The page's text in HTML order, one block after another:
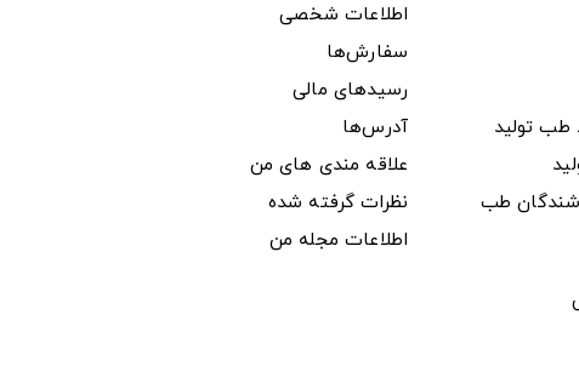
تولید
طب
اطلاعات شخصی
سفارش‌ها
رسیدهای مالی
آدرس‌ها
علاقه مندی های من
نظرات گرفته شده
اطلاعات مجله من